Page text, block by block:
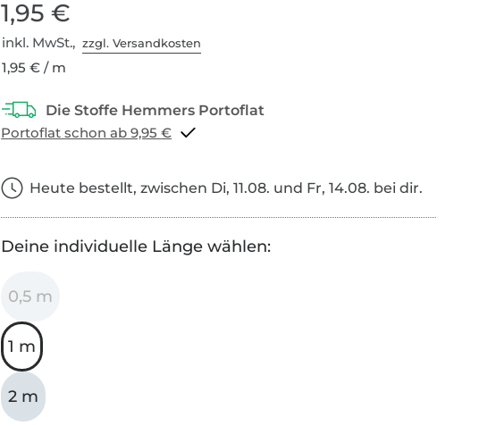
1,95 €
inkl. MwSt.,zzgl. Versandkosten
1,95 € / m
Portoflat schon ab 9,95 €
Heute bestellt, zwischen Di, 11.08. und Fr, 14.08. bei dir.
Deine individuelle Länge wählen:
0,5 m
1 m
2 m